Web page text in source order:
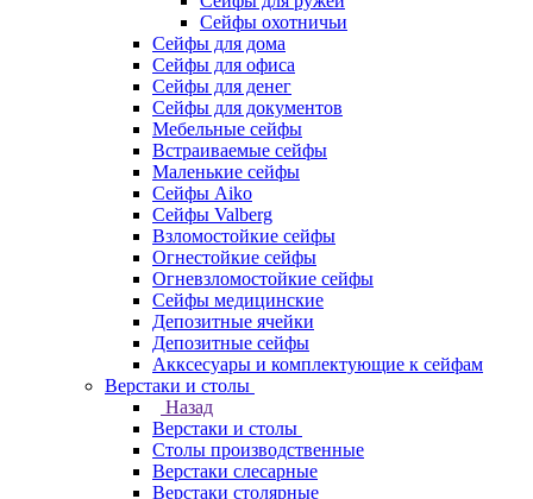
Сейфы охотничьи
Cейфы для дома
Cейфы для офиса
Сейфы для денег
Сейфы для документов
Мебельные сейфы
Встраиваемые сейфы
Маленькие сейфы
Сейфы Aiko
Сейфы Valberg
Взломостойкие сейфы
Огнестойкие сейфы
Огневзломостойкие сейфы
Сейфы медицинские
Депозитные ячейки
Депозитные сейфы
Акксесуары и комплектующие к сейфам
Верстаки и столы
Назад
Верстаки и столы
Столы производственные
Верстаки слесарные
Верстаки столярные